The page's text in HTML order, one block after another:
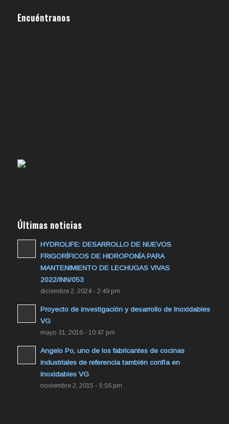
Encuéntranos
Últimas noticias
HYDROLIFE: DESARROLLO DE NUEVOS
FRIGORÍFICOS DE HIDROPONÍA PARA
MANTENIMIENTO DE LECHUGAS VIVAS
2022/INN/053
diciembre 2, 2024 - 2:49 pm
Proyecto de investigación y desarrollo de Inoxidables
VG
mayo 31, 2016 - 10:47 pm
Angelo Po, uno de los fabricantes de cocinas
industriales de referencia también confía en
Inoxidables VG
noviembre 2, 2015 - 5:56 pm